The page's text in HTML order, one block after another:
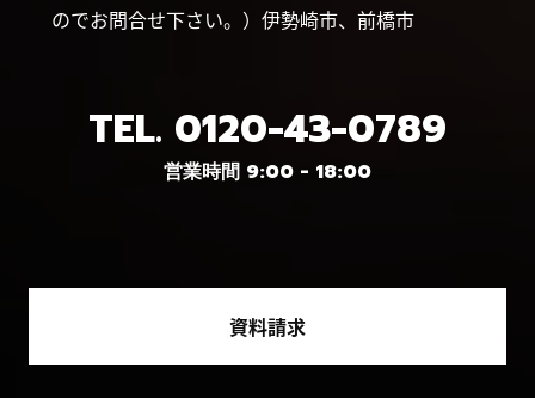
のでお問合せ下さい。）伊勢崎市、前橋市
TEL. 0120-43-0789
営業時間 9:00 - 18:00
資料請求